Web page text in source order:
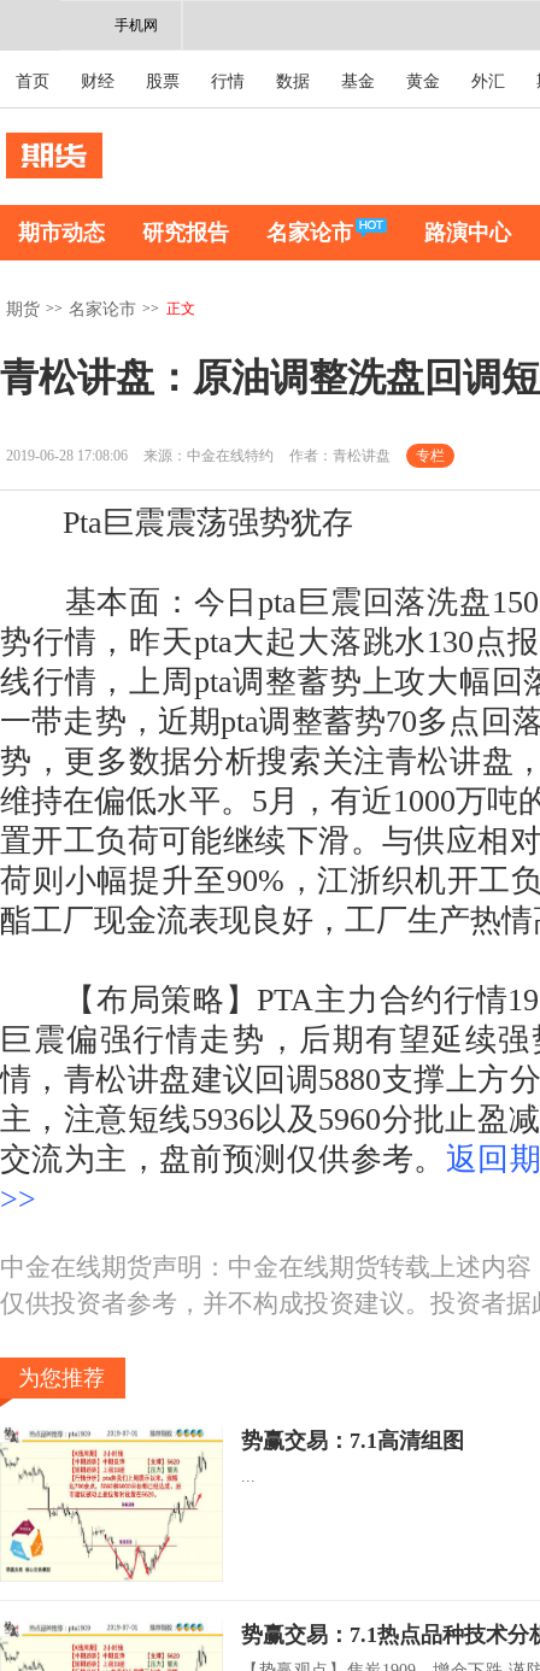
手机网
首页 财经 股票 行情 数据 基金 黄金 外汇
期市动态 研究报告 名家论市 路演中心
期货 >> 名家论市 >> 正文
青松讲盘：原油调整洗盘回调
2019-06-28 17:08:06 来源：中金在线特约 作者：青松讲盘 专栏
Pta巨震震荡强势犹存
基本面：今日pta巨震回落洗盘150
势行情，昨天pta大起大落跳水130点
线行情，上周pta调整蓄势上攻大幅回
一带走势，近期pta调整蓄势70多点回
势，更多数据分析搜索关注青松讲盘
维持在偏低水平。5月，有近1000万吨
置开工负荷可能继续下滑。与供应相
荷则小幅提升至90%，江浙织机开工
酯工厂现金流表现良好，工厂生产热
【布局策略】PTA主力合约行情
巨震偏强行情走势，后期有望延续
情，青松讲盘建议回调5880支撑上方
主，注意短线5936以及5960分批止盈
交流为主，盘前预测仅供参考。 返回
>>
中金在线期货声明：中金在线期货转载上述内
仅供投资者参考，并不构成投资建议。投资者
为您推荐
势赢交易：7.1高清组图
...
势赢交易：7.1热点品种技术分